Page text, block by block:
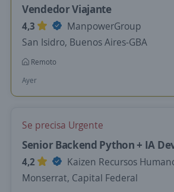
Vendedor Viajante
4,3
ManpowerGroup
San Isidro, Buenos Aires-GBA
Remoto
Ayer
Se precisa Urgente
Senior Backend Python + IA
4,2
Kaizen Recursos
Monserrat, Capital Federal